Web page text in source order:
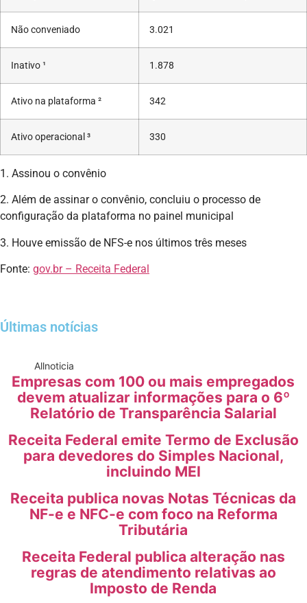
Não conveniado 3.021
Inativo ¹ 1.878
Ativo na plataforma ² 342
Ativo operacional ³ 330
1. Assinou o convênio
2. Além de assinar o convênio, concluiu o processo de
configuração da plataforma no painel municipal
3. Houve emissão de NFS-e nos últimos três meses
Fonte: gov.br – Receita Federal
Últimas notícias
Allnoticia
Empresas com 100 ou mais empregados
devem atualizar informações para o 6º
Relatório de Transparência Salarial
Receita Federal emite Termo de Exclusão
para devedores do Simples Nacional,
incluindo MEI
Receita publica novas Notas Técnicas da
NF-e e NFC-e com foco na Reforma
Tributária
Receita Federal publica alteração nas
regras de atendimento relativas ao
Imposto de Renda